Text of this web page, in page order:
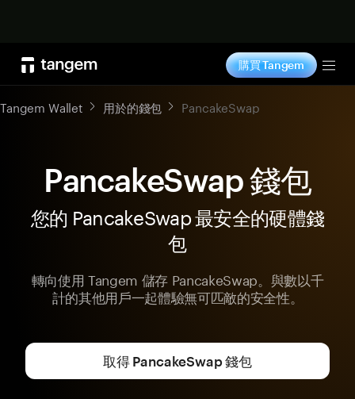
購買 Tangem
Tangem Wallet 用於的錢包 PancakeSwap
PancakeSwap 錢包
您的 PancakeSwap 最安全的硬體錢
包
轉向使用 Tangem 儲存 PancakeSwap。與數以千
計的其他用戶一起體驗無可匹敵的安全性。
取得 PancakeSwap 錢包